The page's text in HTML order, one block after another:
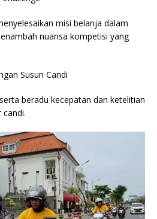
misi belanja dalam
nuansa kompetisi yang
Susun Candi
beradu kecepatan dan ketelitian